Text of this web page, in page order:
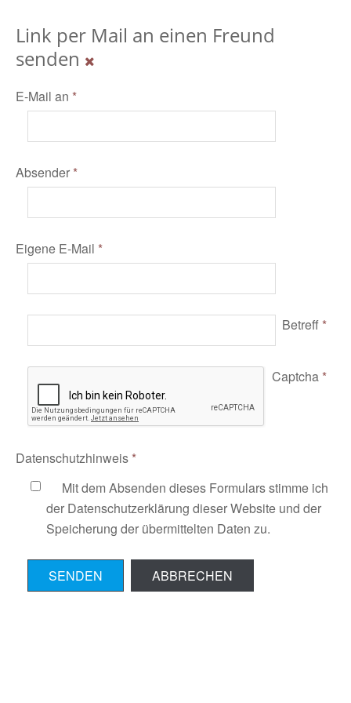
Link per Mail an einen Freund
senden
E-Mail an *
Absender *
Eigene E-Mail *
Betreff *
Captcha *
Datenschutzhinweis *
Mit dem Absenden dieses Formulars stimme ich
der Datenschutzerklärung dieser Website und der
Speicherung der übermittelten Daten zu.
SENDEN ABBRECHEN